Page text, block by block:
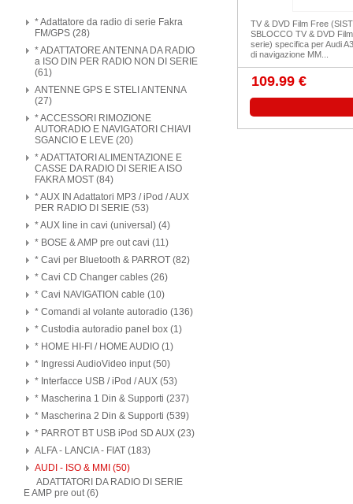
* Adattatore da radio di serie Fakra
FM/GPS (28)
* ADATTATORE ANTENNA DA RADIO
a ISO DIN PER RADIO NON DI SERIE
(61)
ANTENNE GPS E STELI ANTENNA
(27)
* ACCESSORI RIMOZIONE
AUTORADIO E NAVIGATORI CHIAVI
SGANCIO E LEVE (20)
* ADATTATORI ALIMENTAZIONE E
CASSE DA RADIO DI SERIE A ISO
FAKRA MOST (84)
* AUX IN Adattatori MP3 / iPod / AUX
PER RADIO DI SERIE (53)
* AUX line in cavi (universal) (4)
* BOSE & AMP pre out cavi (11)
* Cavi per Bluetooth & PARROT (82)
* Cavi CD Changer cables (26)
* Cavi NAVIGATION cable (10)
* Comandi al volante autoradio (136)
* Custodia autoradio panel box (1)
* HOME HI-FI / HOME AUDIO (1)
* Ingressi AudioVideo input (50)
* Interfacce USB / iPod / AUX (53)
* Mascherina 1 Din & Supporti (237)
* Mascherina 2 Din & Supporti (539)
* PARROT BT USB iPod SD AUX (23)
ALFA - LANCIA - FIAT (183)
AUDI - ISO & MMI (50)
ADATTATORI DA RADIO DI SERIE
E AMP pre out (6)
TV & DVD Film Free
SBLOCCO TV & DVD
serie) specifica per Audi
di navigazione MM...
109.99 €